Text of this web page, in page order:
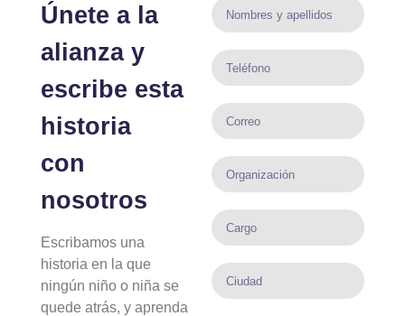
Únete a la
alianza y
escribe esta
historia
con
nosotros
Escribamos una
historia en la que
ningún niño o niña se
quede atrás, y aprenda